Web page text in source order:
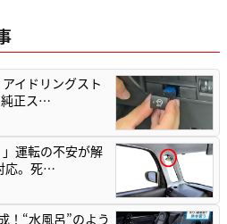
イドリングスト
純正ス…
」運転の不安が解
応。死…
！“水風呂”のよう